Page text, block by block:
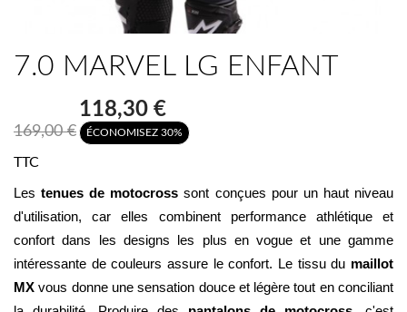
7.0 MARVEL LG ENFANT
169,00 €
118,30 €
ÉCONOMISEZ 30%
TTC
Les tenues de motocross sont conçues pour un haut niveau
d'utilisation, car elles combinent performance athlétique et
confort dans les designs les plus en vogue et une gamme
intéressante de couleurs assure le confort. Le tissu du maillot
MX vous donne une sensation douce et légère tout en conciliant